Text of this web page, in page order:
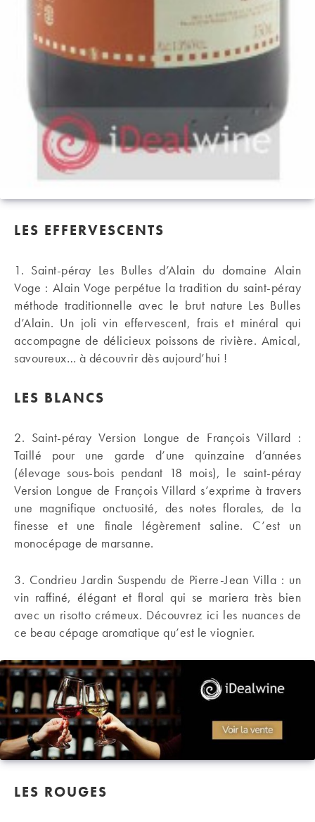
LES EFFERVESCENTS
1. Saint-péray Les Bulles d’Alain du domaine Alain
Voge : Alain Voge perpétue la tradition du saint-péray
méthode traditionnelle avec le brut nature Les Bulles
d’Alain. Un joli vin effervescent, frais et minéral qui
accompagne de délicieux poissons de rivière. Amical,
savoureux… à découvrir dès aujourd’hui !
LES BLANCS
2. Saint-péray Version Longue de François Villard :
Taillé pour une garde d’une quinzaine d’années
(élevage sous-bois pendant 18 mois), le saint-péray
Version Longue de François Villard s’exprime à travers
une magnifique onctuosité, des notes florales, de la
finesse et une finale légèrement saline. C’est un
monocépage de marsanne.
3. Condrieu Jardin Suspendu de Pierre-Jean Villa : un
vin raffiné, élégant et floral qui se mariera très bien
avec un risotto crémeux. Découvrez ici les nuances de
ce beau cépage aromatique qu’est le viognier.
LES ROUGES